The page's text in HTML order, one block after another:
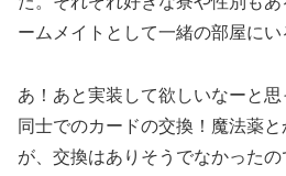
ームメイトとして一緒の部屋にい
あ！あと実装して欲しいなーと
同士でのカードの交換！魔法薬
が、交換はありそうでなかった